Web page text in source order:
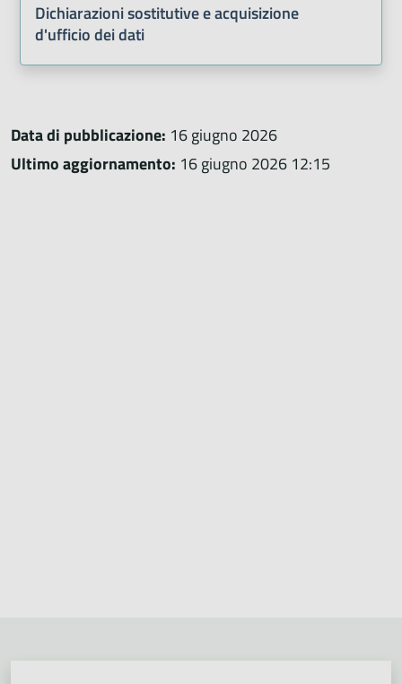
Dichiarazioni sostitutive e acquisizione
d'ufficio dei dati
Data di pubblicazione: 16 giugno 2026
Ultimo aggiornamento: 16 giugno 2026 12:15